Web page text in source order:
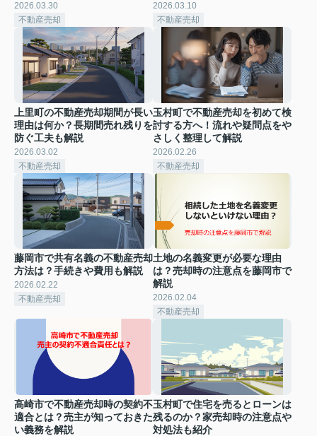
2026.03.30
不動産売却
2026.03.10
不動産売却
上里町の不動産売却期間が長い
理由は何か？長期間売れ残りを
防ぐ工夫も解説
2026.03.02
不動産売却
玉村町で不動産売却を初めて検
討する方へ！流れや疑問点をや
さしく整理して解説
2026.02.26
不動産売却
藤岡市で共有名義の不動産売却
方法は？手続きや費用も解説
2026.02.22
不動産売却
土地の名義変更が必要な理由
は？売却時の注意点を藤岡市で
解説
2026.02.04
不動産売却
高崎市で不動産売却時の契約不
適合とは？売主が知っておきた
い義務を解説
玉村町で住宅を売るとローンは
残るのか？家売却時の注意点や
対処法も紹介